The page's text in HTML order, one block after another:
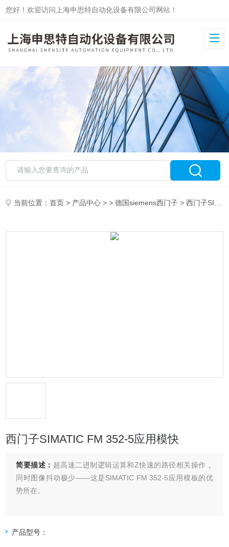
您好！欢迎访问上海申思特自动化设备有限公司网站！
当前位置：首页 > 产品中心 > >德国siemens西门子 > 西门子SIMATIC FM 352-5应用模快
西门子SIMATIC FM 352-5应用模快
简要描述： 超高速二进制逻辑运算和Z快速的路径相关操作，
同时图像抖动极少――这是SIMATIC FM 352-5应用模板的优
势所在。
产品型号：